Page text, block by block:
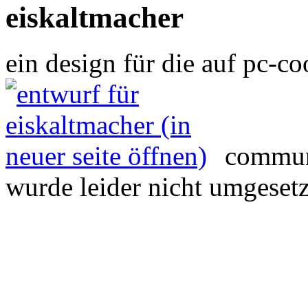
eiskaltmacher
ein design für die auf pc-
wurde leider nicht